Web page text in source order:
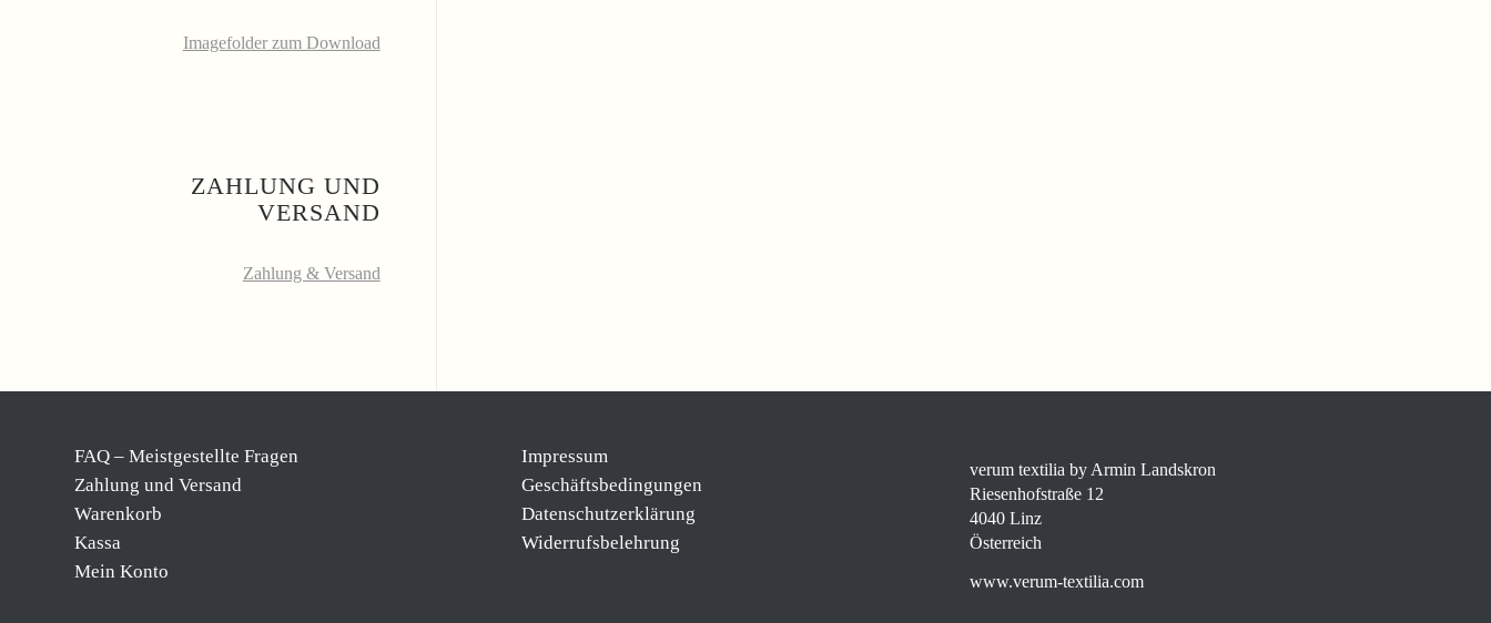
Imagefolder zum Download
ZAHLUNG UND
VERSAND
Zahlung & Versand
FAQ – Meistgestellte Fragen
Zahlung und Versand
Warenkorb
Kassa
Mein Konto
Impressum
Geschäftsbedingungen
Datenschutzerklärung
Widerrufsbelehrung
verum textilia by Armin Landskron
Riesenhofstraße 12
4040 Linz
Österreich
www.verum-textilia.com